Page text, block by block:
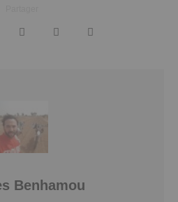
Benhamou